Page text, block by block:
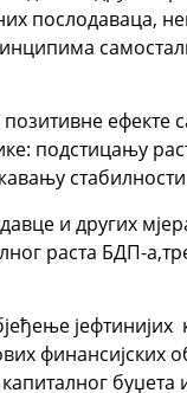
послодаваца,
ефекте
подстицању
стабилности
и других
раста БДП-
јефтинијих
буџета